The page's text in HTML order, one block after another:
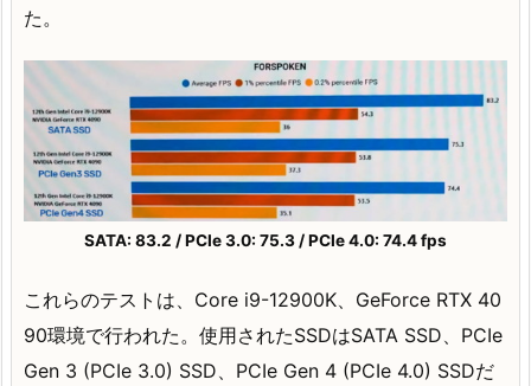
た。
SATA: 83.2 / PCIe 3.0: 75.3 / PCIe 4.0: 74.4 fps
これらのテストは、Core i9-12900K、GeForce RTX 40
90環境で行われた。使用されたSSDはSATA SSD、PCIe
Gen 3 (PCIe 3.0) SSD、PCIe Gen 4 (PCIe 4.0) SSDだ